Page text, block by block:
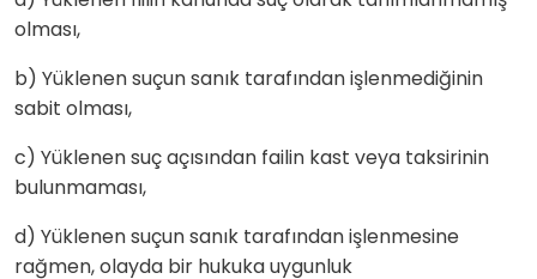
olması,
b) Yüklenen suçun sanık tarafından işlenmediğinin
sabit olması,
c) Yüklenen suç açısından failin kast veya taksirinin
bulunmaması,
d) Yüklenen suçun sanık tarafından işlenmesine
rağmen, olayda bir hukuka uygunluk